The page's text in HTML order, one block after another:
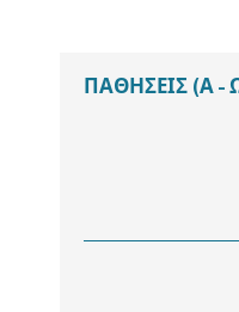
ΠΑΘΗΣΕΙΣ (Α -